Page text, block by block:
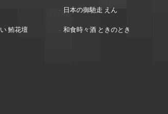
日本の御馳走 えん
鮪花壇 和食時々酒 ときのとき